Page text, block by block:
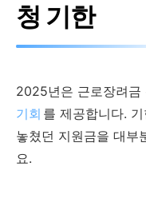
청 기한
2025년은 근로장려금
기회 를 제공합니다.
놓쳤던 지원금을 대부
요.